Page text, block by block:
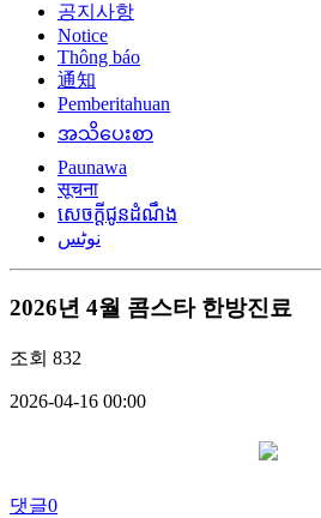
공지사항
Notice
Thông báo
通知
Pemberitahuan
အသိပေးစာ
Paunawa
सूचना
សេចក្តីជូនដំណឹង
نوٹس
2026년 4월 콤스타 한방진료
조회 832
2026-04-16 00:00
댓글0